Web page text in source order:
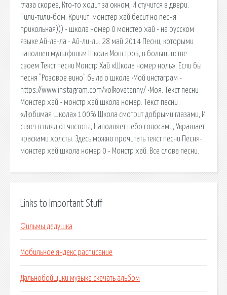
глаза скорее, Кто-то ходит за окном, И стучится в двери.
Тили-тили-бом. Кричит. монстер хай бесит но песня
прикольная))) - школа номер 0 монстер хай - на русском
языке Ай-ла-ла - Ай-ли-ли. 28 май 2014 Песни, которыми
наполнен мультфильм Школа Монстров, в большинстве
своем Текст песни Монстр Хай «Школа номер ноль». Если бы
песня "Розовое вино" была о школе •Мой инстаграм -
https://www.instagram.com/volkovatanny/ •Моя. Текст песни
Монстер хай - монстр хай школа номер. Текст песни
«Любимая школа» 100% Школа смотрит добрыми глазами, И
сияет взгляд от чистоты, Наполняет небо голосами, Украшает
красками холсты. Здесь можно прочитать текст песни Песня-
монстер хай школа номер 0 - Монстр хай. Все слова песни.
Links to Important Stuff
Фильмы дедушка
Мобильное яндекс расписание
Дальнобойщики музыка скачать альбом